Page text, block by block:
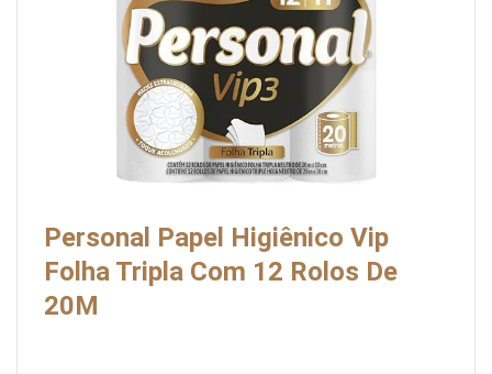
Personal Papel Higiênico Vip
Folha Tripla Com 12 Rolos De
20M